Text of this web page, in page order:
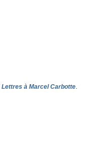
à Marcel Carbotte.